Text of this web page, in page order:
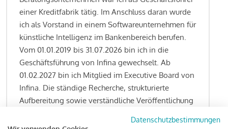
einer Kreditfabrik tätig. Im Anschluss daran wurde
ich als Vorstand in einem Softwareunternehmen für
künstliche Intelligenz im Bankenbereich berufen.
Vom 01.01.2019 bis 31.07.2026 bin ich in die
Geschäftsführung von Infina gewechselt. Ab
01.02.2027 bin ich Mitglied im Executive Board von
Infina. Die ständige Recherche, strukturierte
Aufbereitung sowie verständliche Veröffentlichung
Kreditgeschäft gehören zu den wesentlichen
Datenschutzbestimmungen